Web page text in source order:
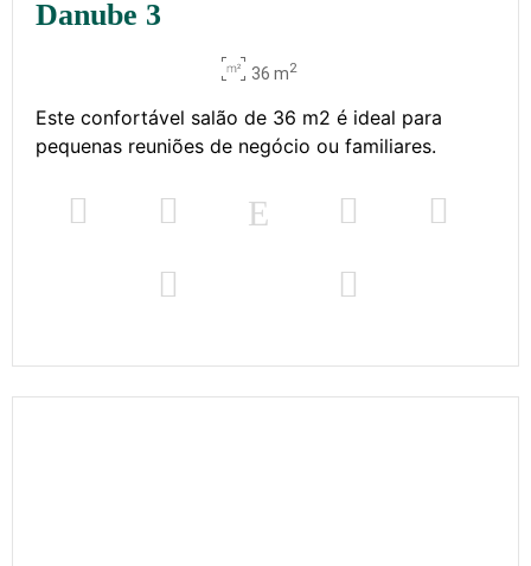
Danube 3
36 m2
Este confortável salão de 36 m2 é ideal para
pequenas reuniões de negócio ou familiares.